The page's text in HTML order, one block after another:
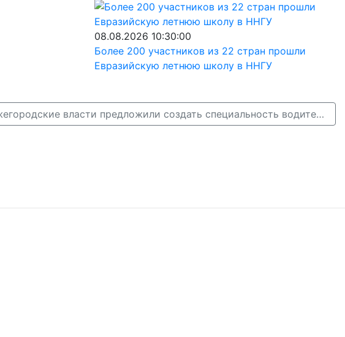
08.08.2026 10:30:00
Более 200 участников из 22 стран прошли
Евразийскую летнюю школу в ННГУ
Нижегородские власти предложили создать специальность водителя автобуса →